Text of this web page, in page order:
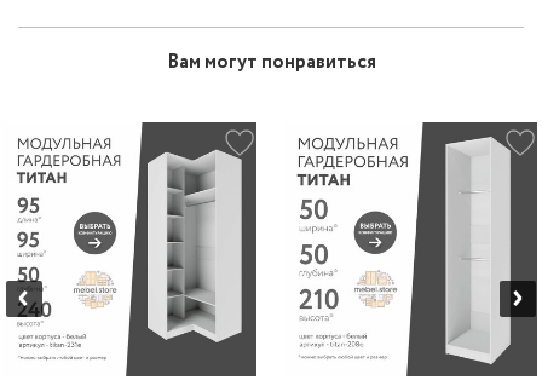
Вам могут понравиться